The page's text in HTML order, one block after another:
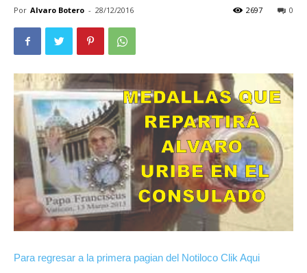
Por Alvaro Botero - 28/12/2016 0
2697
Para regresar a la primera pagian del Notiloco Clik Aqui